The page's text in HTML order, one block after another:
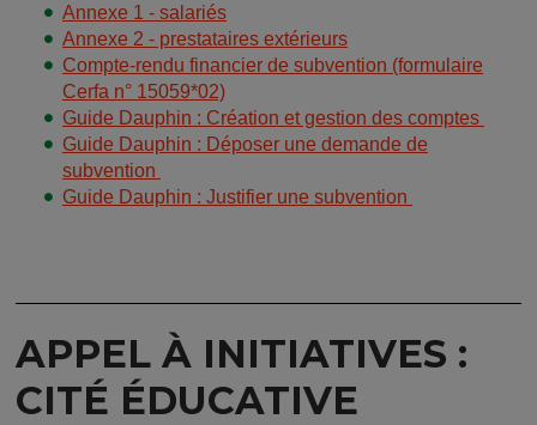
Annexe 1 - salariés
Annexe 2 - prestataires extérieurs
Compte-rendu financier de subvention (formulaire
Cerfa n° 15059*02)
Guide Dauphin : Création et gestion des comptes
Guide Dauphin : Déposer une demande de
subvention
Guide Dauphin : Justifier une subvention
APPEL À INITIATIVES :
CITÉ ÉDUCATIVE